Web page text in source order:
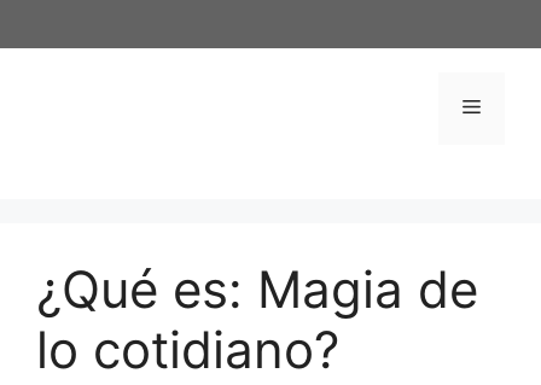
al
Menú
¿Qué es: Magia de
lo cotidiano?